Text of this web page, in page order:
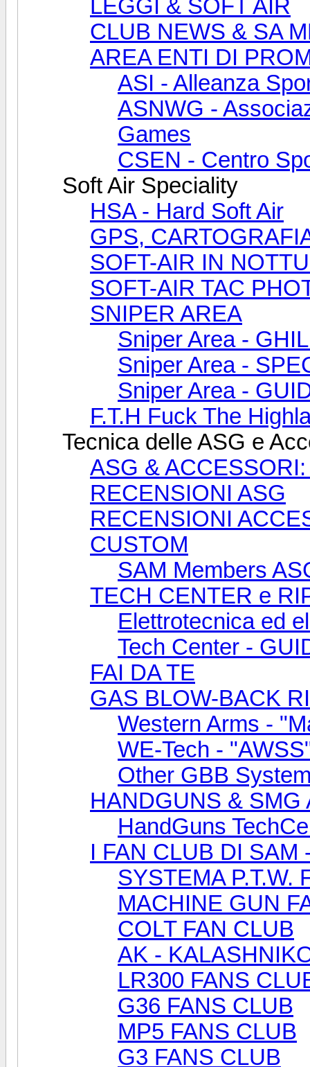
LEGGI & SOFT AIR
CLUB NEWS & SA
AREA ENTI DI
ASI - Alleanza
ASNWG -
Games
CSEN - Centro
Soft Air Speciality
HSA - Hard Soft Air
GPS,
SOFT-AIR IN
SOFT-AIR TAC
SNIPER AREA
Sniper Area -
Sniper Area -
Sniper Area -
F.T.H Fuck The
Tecnica delle ASG e
ASG &
RECENSIONI ASG
RECENSIONI
CUSTOM
SAM Members
TECH CENTER e
Elettrotecnica ed
Tech Center -
FAI DA TE
GAS BLOW-BACK
Western Arms -
WE-Tech -
Other GBB
HANDGUNS & SMG
HandGuns
I FAN CLUB DI SAM
SYSTEMA P.T.W.
MACHINE GUN
COLT FAN CLUB
AK -
LR300 FANS
G36 FANS CLUB
MP5 FANS CLUB
G3 FANS CLUB